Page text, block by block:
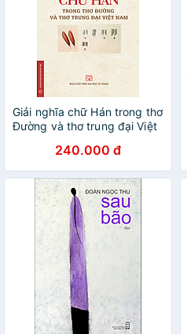
Giải nghĩa chữ Hán trong thơ
Đường và thơ trung đại Việt
240.000 đ